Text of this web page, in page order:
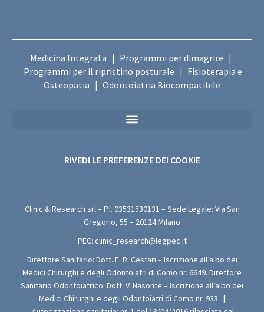
Medicina Integrata | Programmi per dimagrire |
Programmi per il ripristino posturale | Fisioterapia e
Osteopatia | Odontoiatria Biocompatibile
RIVEDI LE PREFERENZE DEI COOKIE
Clinic & Research srl – P.I. 03531530131 – Sede Legale: Via San
Gregorio, 55 – 20124 Milano
PEC: clinic_research@legpec.it
Direttore Sanitario: Dott. E. R. Cestari – Iscrizione all’albo dei
Medici Chirurghi e degli Odontoiatri di Como nr. 6649. Direttore
Sanitario Odontoiatrico: Dott. V. Nasonte – Iscrizione all’albo dei
Medici Chirurghi e degli Odontoiatri di Como nr. 933. |